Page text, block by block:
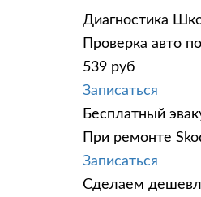
Диагностика
Проверка авто
539 руб
Записаться
Бесплатный
При ремонте
Записаться
Сделаем